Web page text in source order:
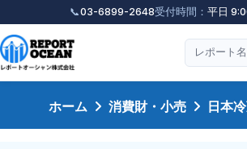
📞03-6899-2648受付時間： 平日
ホーム 消費財・小売 日本